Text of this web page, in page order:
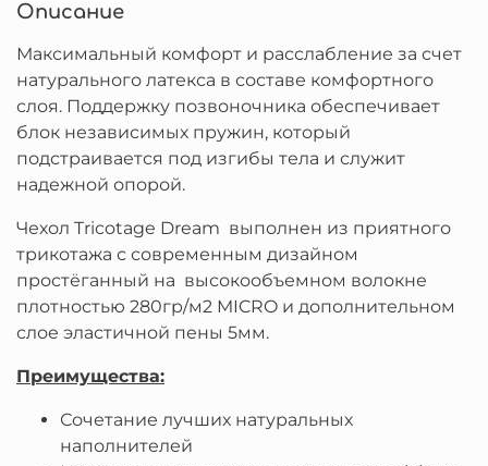
Описание
Максимальный комфорт и расслабление за счет
натурального латекса в составе комфортного
слоя. Поддержку позвоночника обеспечивает
блок независимых пружин, который
подстраивается под изгибы тела и служит
надежной опорой.
Чехол Tricotage Dream выполнен из приятного
трикотажа с современным дизайном
простёганный на высокообъемном волокне
плотностью 280гр/м2 MICRO и дополнительном
слое эластичной пены 5мм.
Преимущества:
Сочетание лучших натуральных
наполнителей